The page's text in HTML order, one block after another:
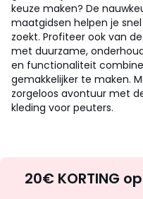
keuze maken? De
maatgidsen helpen je
zoekt. Profiteer ook van
met duurzame,
en functionaliteit
gemakkelijker te maken.
zorgeloos avontuur met
kleding voor peuters.
20€ KORTING